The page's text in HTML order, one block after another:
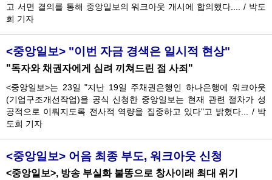
록
고 서면 결의를 통해 중앙일보의 워크아웃 개시에 합의했다....
/ 박도
희 기자
<중앙일보> "이번 자금 경색은 일시적 현상"
"독자와 채권자에게 심려 끼쳐드린 점 사죄"
<중앙일보>는 23일 "지난 19일 주채권은행인 하나은행에 워크아웃
(기업구조개선작업)을 공식 신청한 중앙일보는 현재 관련 절차가 성
공적으로 이뤄지도록 전사적 역량을 집중하고 있다"고 밝혔다...
/ 박
도희 기자
<중앙일보> 어음 최종 부도, 워크아웃 신청
<중앙일보>, 방송 부실화 불똥으로 창사이래 최대 위기